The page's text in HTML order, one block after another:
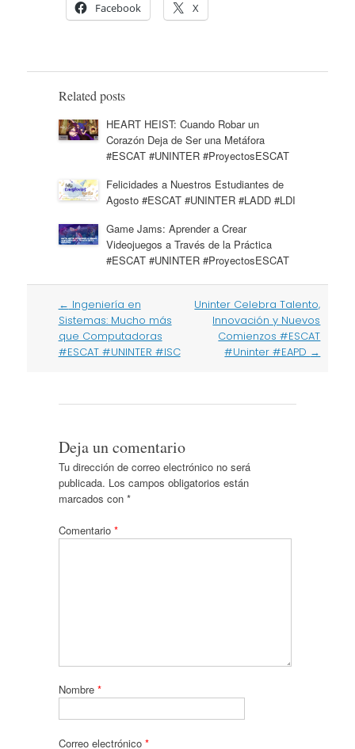
Facebook X
Related posts
HEART HEIST: Cuando Robar un
Corazón Deja de Ser una Metáfora
#ESCAT #UNINTER #ProyectosESCAT
Felicidades a Nuestros Estudiantes de
Agosto #ESCAT #UNINTER #LADD #LDI
Game Jams: Aprender a Crear
Videojuegos a Través de la Práctica
#ESCAT #UNINTER #ProyectosESCAT
Post
navigation
← Ingeniería en
Sistemas: Mucho más
que Computadoras
#ESCAT #UNINTER #ISC
Uninter Celebra Talento,
Innovación y Nuevos
Comienzos #ESCAT
#Uninter #EAPD →
Deja un comentario
Tu dirección de correo electrónico no será
publicada. Los campos obligatorios están
marcados con *
Comentario *
Nombre *
Correo electrónico *